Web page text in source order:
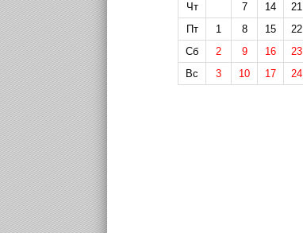
Чт
7 14 21
Пт
1 8 15 22
Сб
2 9 16 23
Вс
3 10 17 24